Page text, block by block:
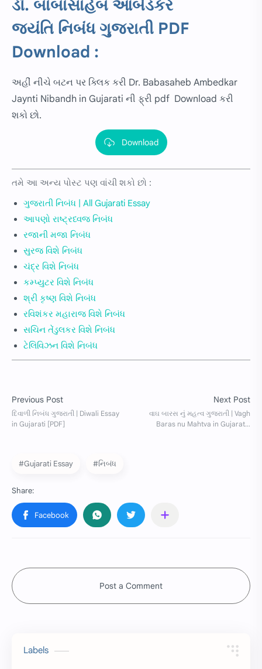
ડૉ. બાબાસાહેબ આંબેડકર
જયંતિ નિબંધ ગુજરાતી PDF
Download :
અહીં નીચે બટન પર ક્લિક કરી Dr. Babasaheb Ambedkar
Jaynti Nibandh in Gujarati ની ફ્રી pdf Download કરી
શકો છો.
Download
તમે આ અન્ય પોસ્ટ પણ વાંચી શકો છો :
ગુજરાતી નિબંધ | All Gujarati Essay
આપણો રાષ્ટ્રધ્વજ નિબંધ
રજાની મજા નિબંધ
સુરજ વિશે નિબંધ
ચંદ્ર વિશે નિબંધ
કમ્પ્યુટર વિશે નિબંધ
શ્રી કૃષ્ણ વિશે નિબંધ
રવિશંકર મહારાજ વિશે નિબંધ
સચિન તેંડુલકર વિશે નિબંધ
ટેલિવિઝન વિશે નિબંધ
#Gujarati Essay #નિબંધ
Post a Comment
Labels